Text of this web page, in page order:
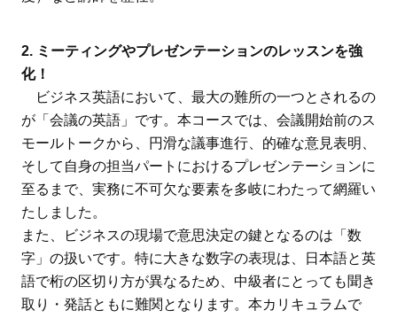
2. ミーティングやプレゼンテーションのレッスンを強
化！
ビジネス英語において、最大の難所の一つとされるの
が「会議の英語」です。本コースでは、会議開始前のス
モールトークから、円滑な議事進行、的確な意見表明、
そして自身の担当パートにおけるプレゼンテーションに
至るまで、実務に不可欠な要素を多岐にわたって網羅い
たしました。
また、ビジネスの現場で意思決定の鍵となるのは「数
字」の扱いです。特に大きな数字の表現は、日本語と英
語で桁の区切り方が異なるため、中級者にとっても聞き
取り・発話ともに難関となります。本カリキュラムで